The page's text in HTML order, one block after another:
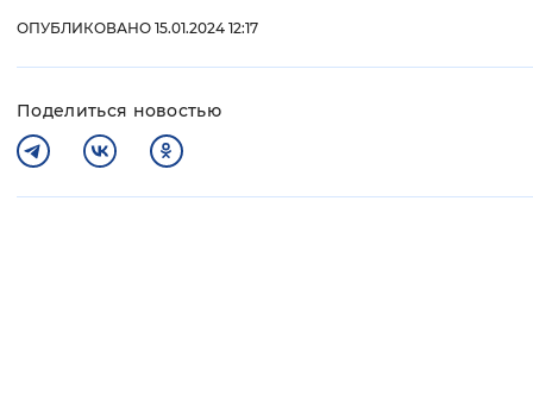
ОПУБЛИКОВАНО 15.01.2024 12:17
Поделиться новостью